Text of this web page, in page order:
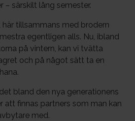
särskilt lång semester.
här tillsammans med brodern
egentligen alls. Nu, ibland
på vintern, kan vi tvätta
och på något sätt ta en
bland den nya generationens
att finnas partners som man kan
med.